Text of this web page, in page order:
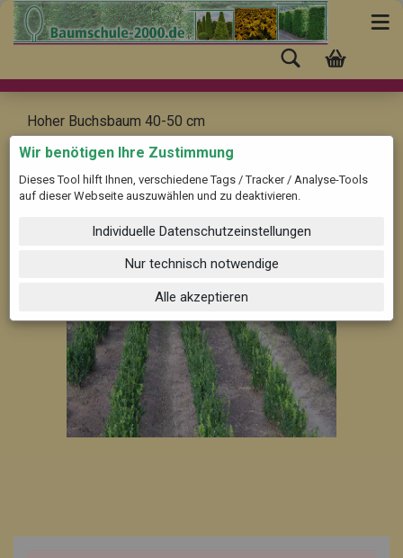
Hoher Buchsbaum 40-50 cm
Buxus sempervirens var. arborescens
Wir benötigen Ihre Zustimmung
Dieses Tool hilft Ihnen, verschiedene Tags / Tracker / Analyse-Tools
auf dieser Webseite auszuwählen und zu deaktivieren.
Individuelle Datenschutzeinstellungen
Nur technisch notwendige
Alle akzeptieren